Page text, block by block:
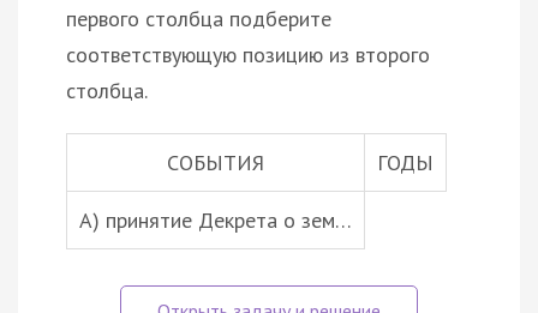
первого столбца подберите
соответствующую позицию из второго
столбца.
СОБЫТИЯ ГОДЫ
А) принятие Декрета о зем…